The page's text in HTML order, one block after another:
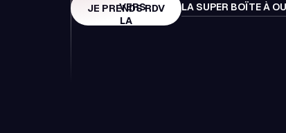
JE PRENDS RDV LA SUPER BOÏTE À